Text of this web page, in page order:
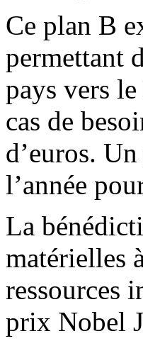
Ce plan B
permettant
pays vers
cas de
d’euros.
l’année
La
matérielles
ressources
prix Nobel